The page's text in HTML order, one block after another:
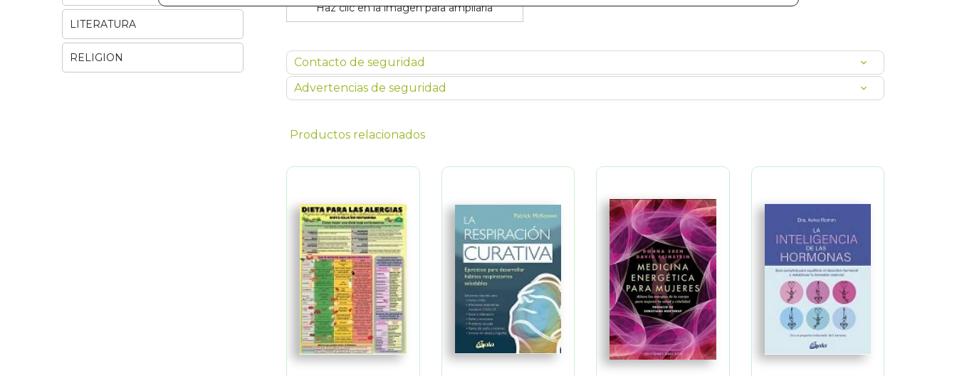
Haz clic en la imagen para ampliarla
Contacto de seguridad
Advertencias de seguridad
Productos relacionados
LITERATURA
RELIGION